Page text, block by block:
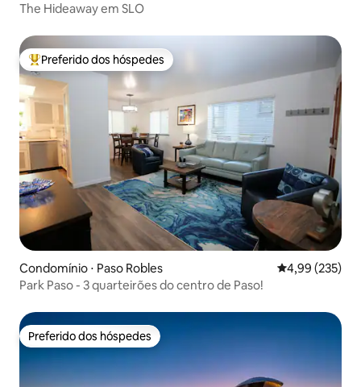
The Hideaway em SLO
Entre os melhores preferidos dos hóspedes
Preferido dos hóspedes
Condomínio ⋅ Paso Robles 4,99 de uma
4,99 (235)
Park Paso - 3 quarteirões do centro de Paso!
Preferido dos hóspedes
Preferido dos hóspedes